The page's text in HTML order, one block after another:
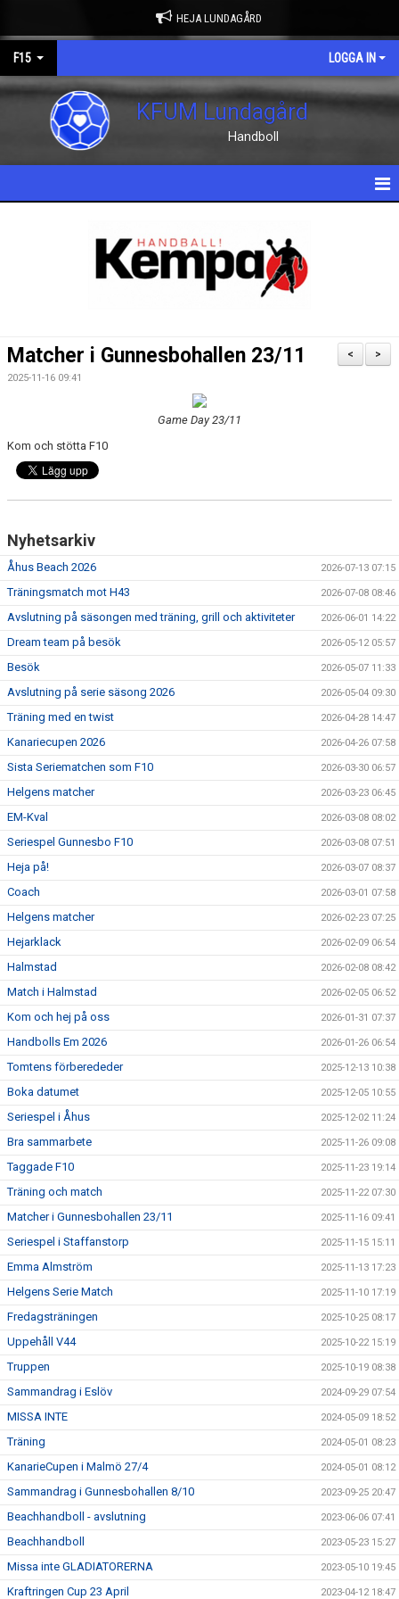
HEJA LUNDAGÅRD
F15 LOGGA IN
KFUM Lundagård
Handboll
MATCHER
BILDGALLERI
>
<
Matcher i Gunnesbohallen 23/11
2025-11-16 09:41
Game Day 23/11
Kom och stötta F10
Nyhetsarkiv
Åhus Beach 2026 2026-07-13 07:15
Träningsmatch mot H43 2026-07-08 08:46
Avslutning på säsongen med träning, grill och aktiviteter 2026-06-01 14:22
Dream team på besök 2026-05-12 05:57
Besök 2026-05-07 11:33
Avslutning på serie säsong 2026 2026-05-04 09:30
Träning med en twist 2026-04-28 14:47
Kanariecupen 2026 2026-04-26 07:58
Sista Seriematchen som F10 2026-03-30 06:57
Helgens matcher 2026-03-23 06:45
EM-Kval 2026-03-08 08:02
Seriespel Gunnesbo F10 2026-03-08 07:51
Heja på! 2026-03-07 08:37
Coach 2026-03-01 07:58
Helgens matcher 2026-02-23 07:25
Hejarklack 2026-02-09 06:54
Halmstad 2026-02-08 08:42
Match i Halmstad 2026-02-05 06:52
Kom och hej på oss 2026-01-31 07:37
Handbolls Em 2026 2026-01-26 06:54
Tomtens förberededer 2025-12-13 10:38
Boka datumet 2025-12-05 10:55
Seriespel i Åhus 2025-12-02 11:24
Bra sammarbete 2025-11-26 09:08
Taggade F10 2025-11-23 19:14
Träning och match 2025-11-22 07:30
Matcher i Gunnesbohallen 23/11 2025-11-16 09:41
Seriespel i Staffanstorp 2025-11-15 15:11
Emma Almström 2025-11-13 17:23
Helgens Serie Match 2025-11-10 17:19
Fredagsträningen 2025-10-25 08:17
Uppehåll V44 2025-10-22 15:19
Truppen 2025-10-19 08:38
Sammandrag i Eslöv 2024-09-29 07:54
MISSA INTE 2024-05-09 18:52
Träning 2024-05-01 08:23
KanarieCupen i Malmö 27/4 2024-05-01 08:12
Sammandrag i Gunnesbohallen 8/10 2023-09-25 20:47
Beachhandboll - avslutning 2023-06-06 07:41
Beachhandboll 2023-05-23 15:27
Missa inte GLADIATORERNA 2023-05-10 19:45
Kraftringen Cup 23 April 2023-04-12 18:47